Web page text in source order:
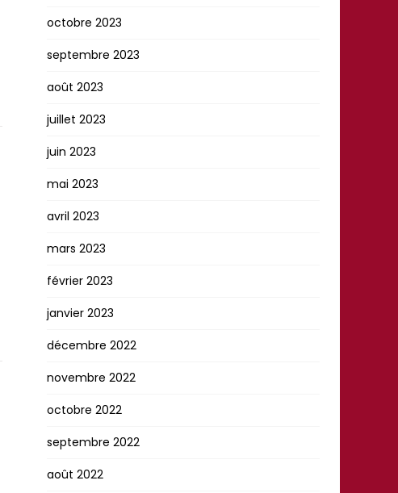
octobre 2023
septembre 2023
août 2023
juillet 2023
juin 2023
mai 2023
avril 2023
mars 2023
février 2023
janvier 2023
décembre 2022
novembre 2022
octobre 2022
septembre 2022
août 2022